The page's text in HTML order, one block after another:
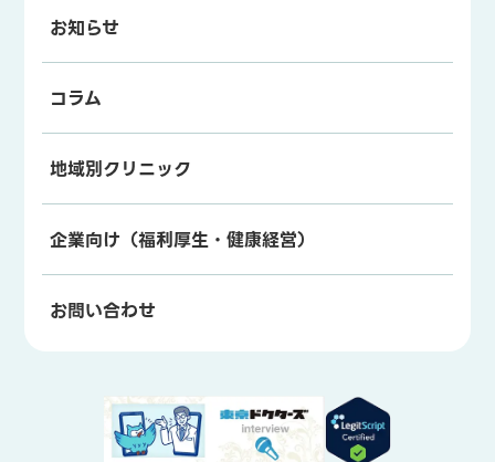
お知らせ
コラム
地域別クリニック
企業向け（福利厚生・健康経営）
お問い合わせ